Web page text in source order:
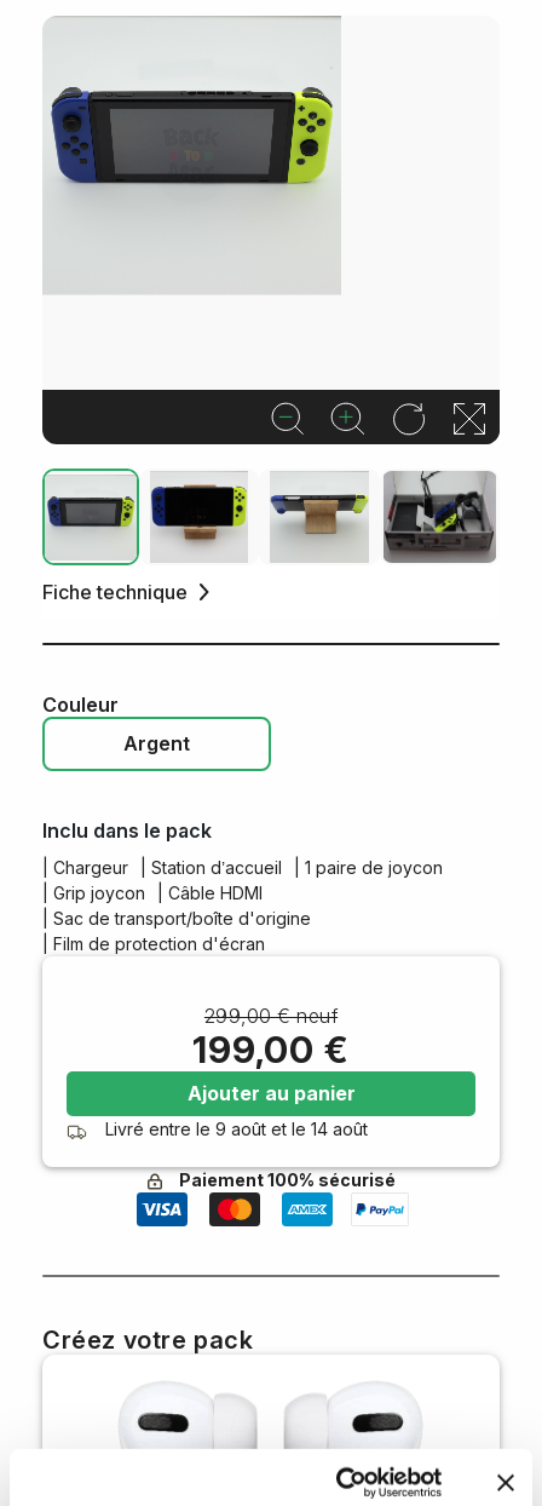
Fiche technique
Couleur
Argent
Inclu dans le pack
| Chargeur | Station d’accueil
| 1 paire de joycon
| Grip joycon
| Câble HDMI
| Sac de transport/boîte d'origine
| Film de protection d'écran
299,00 € neuf
199,00 €
Ajouter au panier
Livré entre le 9 août et le 14 août
Paiement 100% sécurisé
Créez votre pack